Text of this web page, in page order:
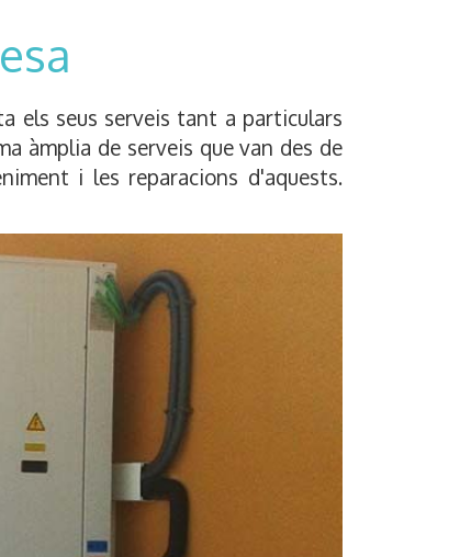
els seus serveis tant a particulars
àmplia de serveis que van des de
i les reparacions d'aquests.